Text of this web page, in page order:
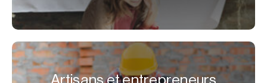
Artisans et entrepreneurs